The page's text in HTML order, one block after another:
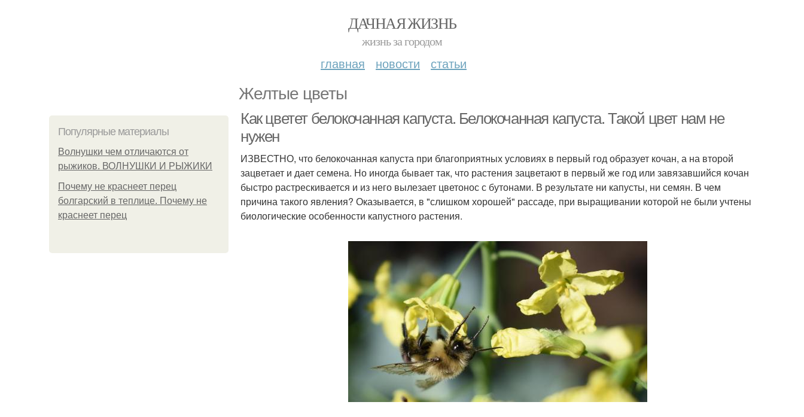
ДАЧНАЯ ЖИЗНЬ
жизнь за городом
главная новости статьи
Желтые цветы
Популярные материалы
Волнушки чем отличаются от
рыжиков. ВОЛНУШКИ И РЫЖИКИ
Почему не краснеет перец
болгарский в теплице. Почему не
краснеет перец
Как цветет белокочанная капуста. Белокочанная капуста. Такой цвет нам не
нужен
ИЗВЕСТНО, что белокочанная капуста при благоприятных условиях в первый год образует кочан, а на второй
зацветает и дает семена. Но иногда бывает так, что растения зацветают в первый же год или завязавшийся кочан
быстро растрескивается и из него вылезает цветонос с бутонами. В результате ни капусты, ни семян. В чем
причина такого явления? Оказывается, в "слишком хорошей" рассаде, при выращивании которой не были учтены
биологические особенности капустного растения.